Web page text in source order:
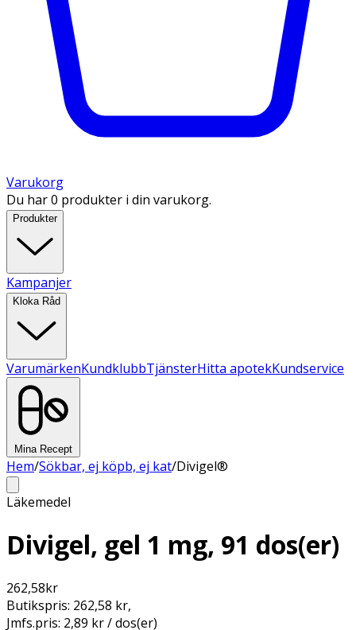
Varukorg
Du har 0 produkter i din varukorg.
Produkter
Kampanjer
Kloka Råd
VarumärkenKundklubbTjänsterHitta apotekKundservice
Mina Recept
Hem/Sökbar, ej köpb, ej kat/Divigel®
Läkemedel
Divigel, gel 1 mg, 91 dos(er)
262,58kr
Butikspris: 262,58 kr,
Jmfs.pris: 2,89 kr / dos(er)